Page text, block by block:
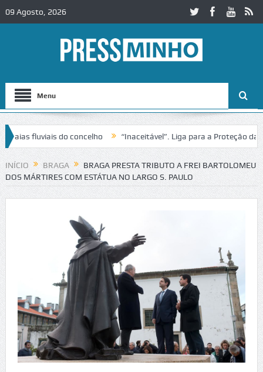
09 Agosto, 2026
Menu
fluviais do concelho “Inaceitável”. Liga para a Proteção da
no IC2 em Alcobaça Igreja do Castelo de Cerveira
INÍCIO BRAGA
BRAGA PRESTA TRIBUTO A FREI BARTOLOMEU
DOS MÁRTIRES COM ESTÁTUA NO LARGO S. PAULO